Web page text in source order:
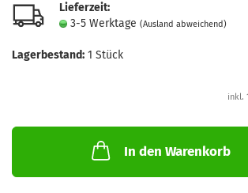
Lieferzeit:
3-5 Werktage (Ausland abweichend)
Lagerbestand: 1 Stück
inkl.
In den Warenkorb